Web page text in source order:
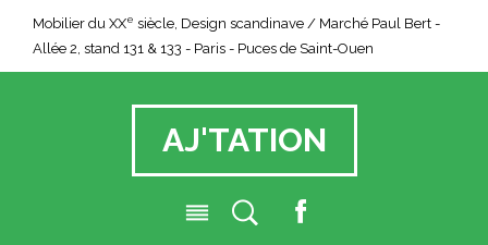
Mobilier du XXe siècle, Design scandinave / Marché Paul Bert -
Allée 2, stand 131 & 133 - Paris - Puces de Saint-Ouen
AJ'TATION